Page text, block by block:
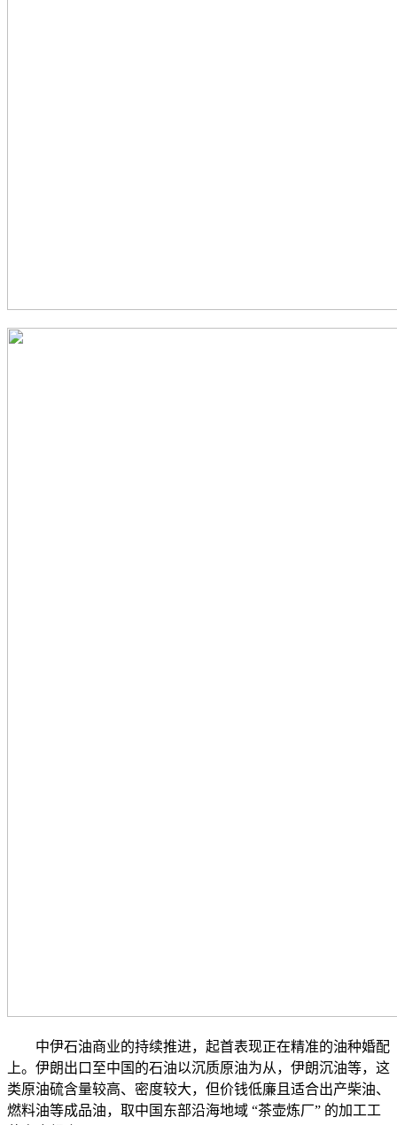
中伊石油商业的持续推进，起首表现正在精准的油种婚配
上。伊朗出口至中国的石油以沉质原油为从，伊朗沉油等，这
类原油硫含量较高、密度较大，但价钱低廉且适合出产柴油、
燃料油等成品油，取中国东部沿海地域 “茶壶炼厂” 的加工工